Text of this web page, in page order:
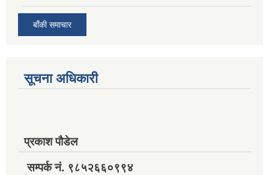
बाँकी समाचार
सूचना अधिकारी
प्रकाश पौडेल
सम्पर्क नं. ९८५२६६०९९४